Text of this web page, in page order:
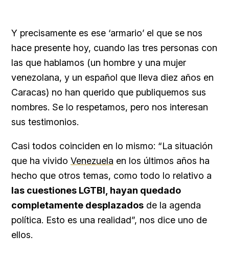
Y precisamente es ese ‘armario’ el que se nos
hace presente hoy, cuando las tres personas con
las que hablamos (un hombre y una mujer
venezolana, y un español que lleva diez años en
Caracas) no han querido que publiquemos sus
nombres. Se lo respetamos, pero nos interesan
sus testimonios.
Casi todos coinciden en lo mismo: “La situación
que ha vivido Venezuela en los últimos años ha
hecho que otros temas, como todo lo relativo a
las cuestiones LGTBI, hayan quedado
completamente desplazados de la agenda
política. Esto es una realidad”, nos dice uno de
ellos.